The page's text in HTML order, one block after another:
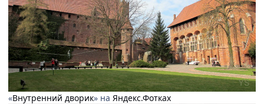
«Внутренний дворик» на Яндекс.Фотках